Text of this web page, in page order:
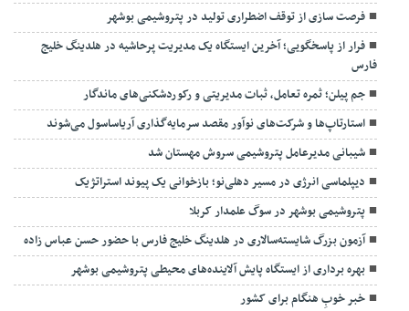
فرصت سازی از توقف اضطراری تولید در پتروشیمی بوشهر
فرار از پاسخگویی؛ آخرین ایستگاه یک مدیریت پرحاشیه در هلدینگ خلیج
فارس
جم پیلن؛ ثمره تعامل، ثبات مدیریتی و رکوردشکنی‌های ماندگار
استارتاپ‌ها و شرکت‌های نوآور مقصد سرما‌یه‌گذاری آریاساسول می‌شوند
شیبانی مدیرعامل پتروشیمی سروش مهستان شد
دیپلماسی انرژی در مسیر دهلی‌نو؛ بازخوانی یک پیوند استراتژیک
پتروشیمی بوشهر در سوگ علمدار کربلا
آزمون بزرگ شایسته‌سالاری در هلدینگ خلیج فارس با حضور حسن عباس زاده
بهره برداری از ایستگاه پایش آلاینده‌های محیطی پتروشیمی بوشهر
خبر خوبِ هنگام برای کشور